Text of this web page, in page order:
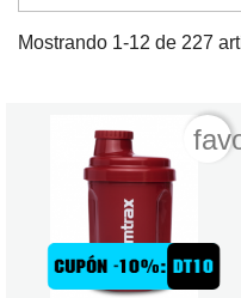
Mostrando 1-12 de 227